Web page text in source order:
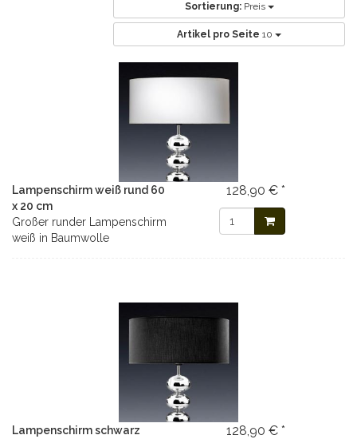
Sortierung: Preis
Artikel pro Seite 10
Lampenschirm weiß rund 60
x 20 cm
Großer runder Lampenschirm
weiß in Baumwolle
128,90 € *
Lampenschirm schwarz
128,90 € *